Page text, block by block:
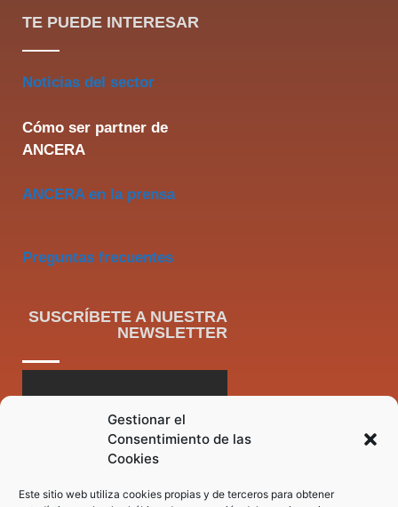
Gestionar el
Consentimiento de las
Cookies
Este sitio web utiliza cookies propias y de terceros para obtener
TE PUEDE INTERESAR
Noticias del sector
Cómo ser partner de
ANCERA
ANCERA en la prensa
Preguntas frecuentes
SUSCRÍBETE A NUESTRA
NEWSLETTER